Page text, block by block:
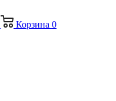
Корзина 0